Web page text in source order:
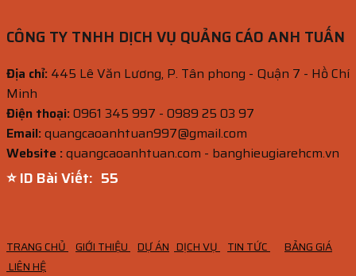
CÔNG TY TNHH DỊCH VỤ QUẢNG CÁO ANH TUẤN
Địa chỉ: 445 Lê Văn Lương, P. Tân phong - Quận 7 - Hồ Chí
Minh
Điện thoại:0961 345 997 - 0989 25 03 97
Email:quangcaoanhtuan997@gmail.com
Website :quangcaoanhtuan.com - banghieugiarehcm.vn
⭐ ID Bài Viết: 54
TRANG CHỦ GIỚI THIỆU DỰ ÁN DỊCH VỤ TIN TỨC
BẢNG GIÁ
LIÊN HỆ